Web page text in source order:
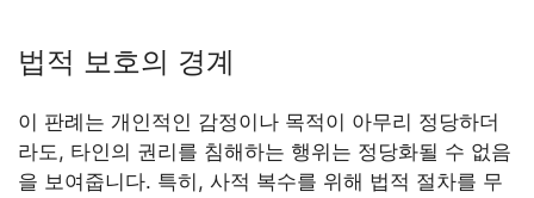
법적 보호의 경계
이 판례는 개인적인 감정이나 목적이 아무리 정당하더
라도, 타인의 권리를 침해하는 행위는 정당화될 수 없음
을 보여줍니다. 특히, 사적 복수를 위해 법적 절차를 무